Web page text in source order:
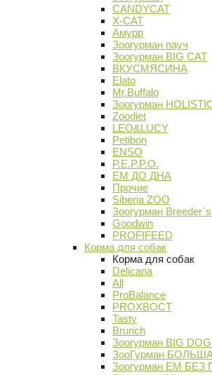
CANDYCAT
X-CAT
Амурр
Зоогурман пауч
Зоогурман BIG CAT
ВКУСМЯСИНА
Elato
Mr.Buffalo
Зоогурман
Zoodiet
LEO&LUCY
Petibon
ENSO
P.E.P.P.O.
ЕМ ДО ДНА
Прочие
Siberia ZOO
Зоогурман
Goodwin
PROFIFEED
Корма для собак
Корма для собак
Delicana
All
ProBalance
PROХВОСТ
Tasty
Brunch
Зоогурман BIG DOG
ЗооГурман
Зоогурман ЕМ